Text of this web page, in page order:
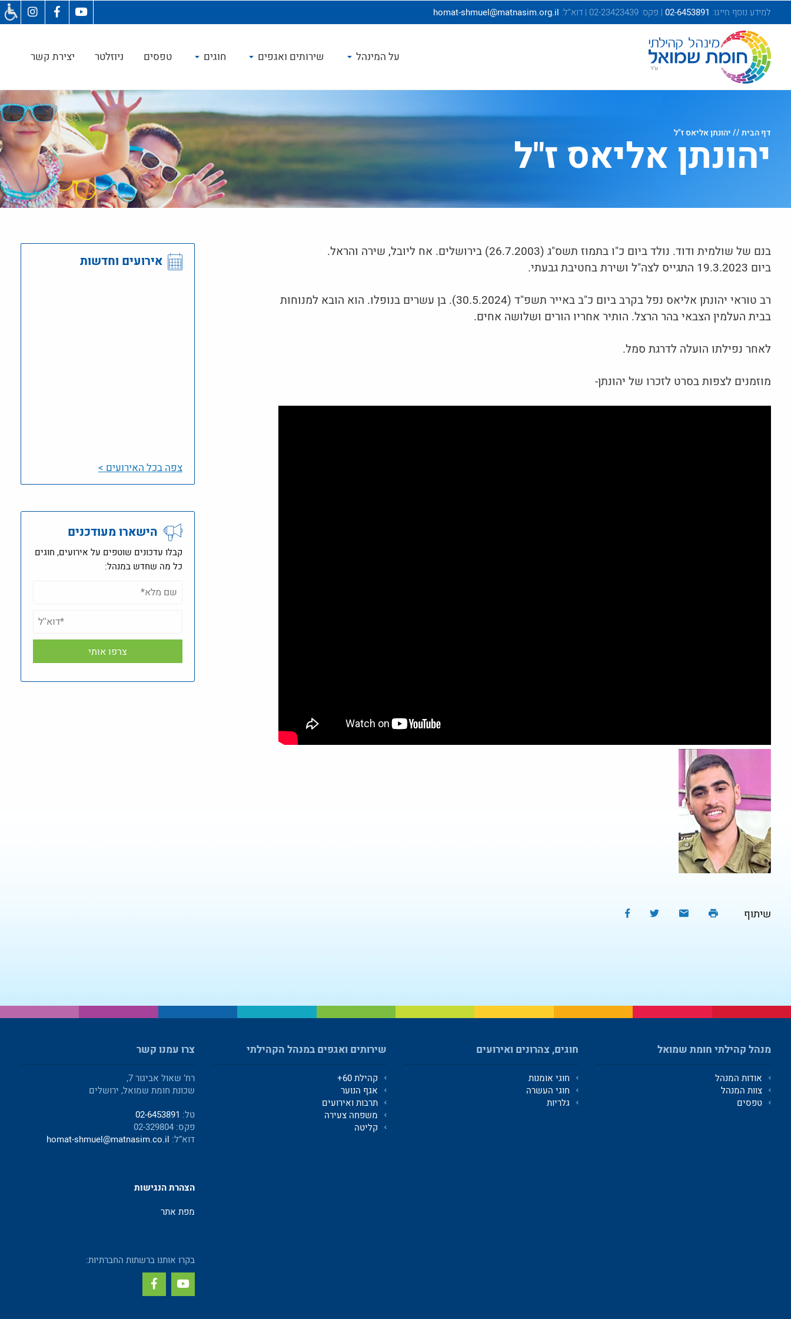
בְּאֲתָר
זֶה
מֻפְעֶלֶת
מַעֲרֶכֶת
"המרכז
הישראלי
לְהַנְגָּשָׁת
לִנְגִישׁוּת
הָאֲתָר.
לִפְתִיחַת
לְחַץ
למידע נוסף חייגו: 02-6453891 | פקס: 02-23423439 | דוא”ל: homat-shmuel@matnasim.org.il
על המינהל שירותים ואגפים חוגים טפסים ניוזלטר יצירת קשר
דף הבית// יהונתן אליאס ז"ל
יהונתן אליאס ז"ל
בנם של שולמית ודוד. נולד ביום כ"ו בתמוז תשס"ג (26.7.2003) בירושלים. אח ליובל, שירה והראל.
ביום 19.3.2023 התגייס לצה"ל ושירת בחטיבת גבעתי.
רב טוראי יהונתן אליאס נפל בקרב ביום כ"ב באייר תשפ"ד (30.5.2024). בן עשרים בנופלו. הוא הובא למנוחות
בבית העלמין הצבאי בהר הרצל. הותיר אחריו הורים ושלושה אחים.
לאחר נפילתו הועלה לדרגת סמל.
מוזמנים לצפות בסרט לזכרו של יהונתן-
אירועים וחדשות
צפה בכל האירועים >
הישארו מעודכנים
קבלו עדכונים שוטפים על אירועים, חוגים
כל מה שחדש במנהל:
שיתוף
מנהל קהילתי חומת שמואל
אודות המנהל
צוות המנהל
טפסים
חוגים, צהרונים ואירועים
חוגי אומנות
חוגי העשרה
גלריות
שירותים ואגפים במנהל הקהילתי
קהילת 60+
אגף הנוער
תרבות ואירועים
משפחה צעירה
קליטה
צרו עמנו קשר
רח’ שאול אביגור 7,
שכונת חומת שמואל, ירושלים
טל: 02-6453891
פקס: 02-329804
דוא”ל: homat-shmuel@matnasim.co.il
הצהרת הנגישות
מפת אתר
בקרו אותנו ברשתות החברתיות: